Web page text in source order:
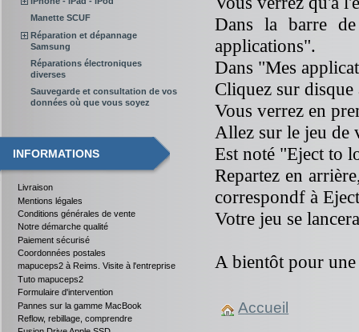
Manette SCUF
Réparation et dépannage
Samsung
Réparations électroniques
diverses
Sauvegarde et consultation de vos
données où que vous soyez
INFORMATIONS
Livraison
Mentions légales
Conditions générales de vente
Notre démarche qualité
Paiement sécurisé
Coordonnées postales
mapuceps2 à Reims. Visite à l'entreprise
Tuto mapuceps2
Formulaire d'intervention
Pannes sur la gamme MacBook
Reflow, rebillage, comprendre
Dans la barre
applications".
Dans "Mes
Cliquez sur
Vous verrez en
Allez sur le jeu de
Est noté "Eject to
Repartez en
correspondf à
Votre jeu se
A bientôt pour une
Accueil